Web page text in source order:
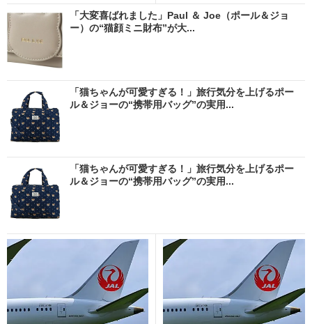
「大変喜ばれました」Paul ＆ Joe（ポール＆ジョ
ー）の“猫顔ミニ財布”が大...
「猫ちゃんが可愛すぎる！」旅行気分を上げるポー
ル＆ジョーの“携帯用バッグ”の実用...
「猫ちゃんが可愛すぎる！」旅行気分を上げるポー
ル＆ジョーの“携帯用バッグ”の実用...